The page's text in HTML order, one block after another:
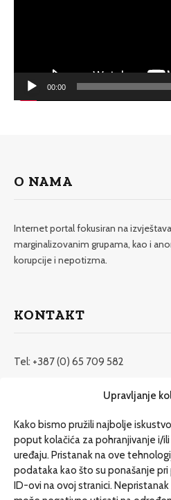
Upravljanje
Kako bismo pružili najbolje
poput kolačića za pohranjivanje i/
uređaju. Pristanak na ove
podataka kao što su ponašanje
ID-ovi na ovoj stranici.
00:00
O NAMA
Internet portal fokusiran na
marginalizovanim grupama, kao i
korupcije i nepotizma.
KONTAKT
Tel: +387 (0) 65 709 582
redakcija@etrafika.net
Dosije
Drugi pišu